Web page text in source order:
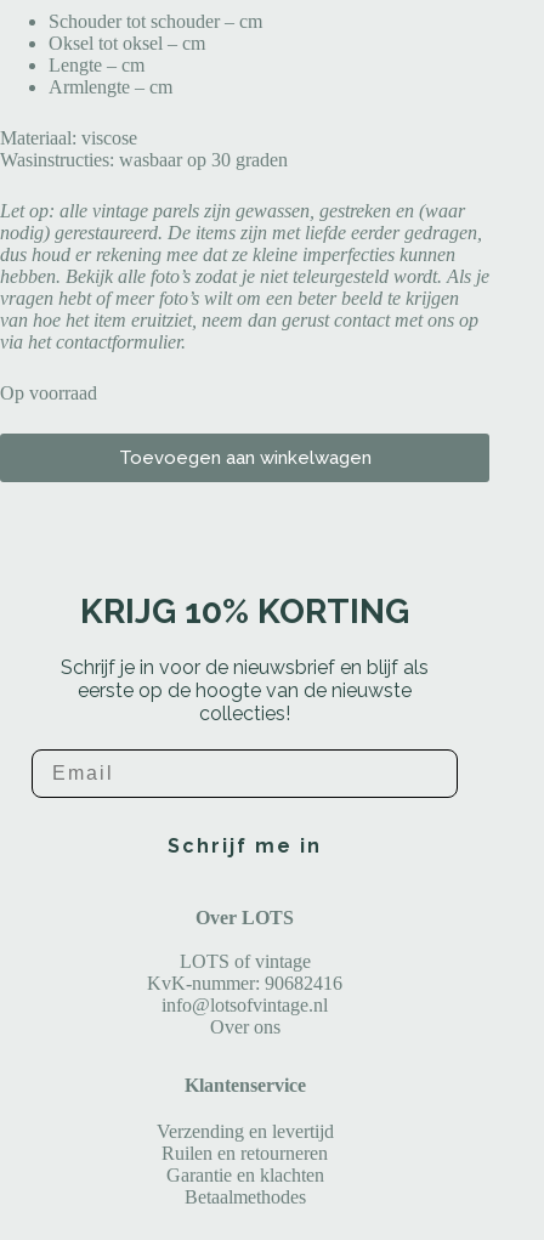
Schouder tot schouder – cm
Oksel tot oksel – cm
Lengte – cm
Armlengte – cm
Materiaal: viscose
Wasinstructies: wasbaar op 30 graden
Let op: alle vintage parels zijn gewassen, gestreken en (waar
nodig) gerestaureerd. De items zijn met liefde eerder gedragen,
dus houd er rekening mee dat ze kleine imperfecties kunnen
hebben. Bekijk alle foto’s zodat je niet teleurgesteld wordt. Als je
vragen hebt of meer foto’s wilt om een beter beeld te krijgen
van hoe het item eruitziet, neem dan gerust contact met ons op
via het contactformulier.
Op voorraad
Toevoegen aan winkelwagen
KRIJG 10% KORTING
Schrijf je in voor de nieuwsbrief en blijf als
eerste op de hoogte van de nieuwste
collecties!
Email
Schrijf me in
Over LOTS
LOTS of vintage
KvK-nummer: 90682416
info@lotsofvintage.nl
Over ons
Klantenservice
Verzending en levertijd
Ruilen en retourneren
Garantie en klachten
Betaalmethodes